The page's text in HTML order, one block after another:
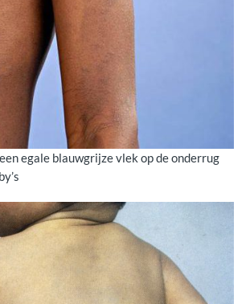
egale blauwgrijze vlek op de onderrug